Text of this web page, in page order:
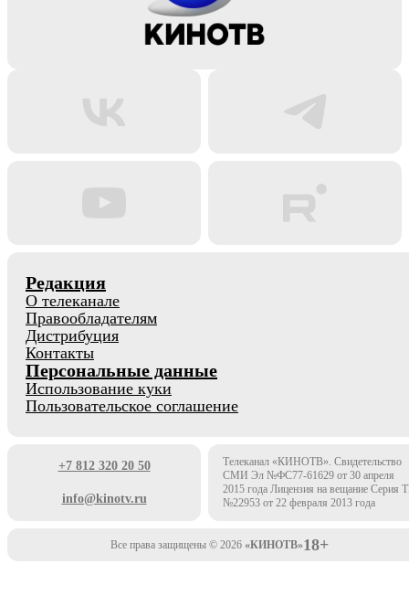
Редакция
О телеканале
Правообладателям
Дистрибуция
Контакты
Персональные данные
Использование куки
Пользовательское соглашение
+7 812 320 20 50
info@kinotv.ru
Телеканал «КИНОТВ». Свидетельство
СМИ Эл №ФС77-61629 от 30 апреля
2015 года Лицензия на вещание Серия
№22953 от 22 февраля 2013 года
Все права защищены © 2026 «КИНОТВ»18+